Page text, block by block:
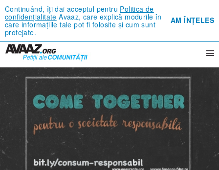
Continuând, îți dai acceptul pentru Politica de
confidențialitate Avaaz, care explică modurile în
care informațiile tale pot fi folosite și cum sunt
protejate.
AM ÎNȚELES